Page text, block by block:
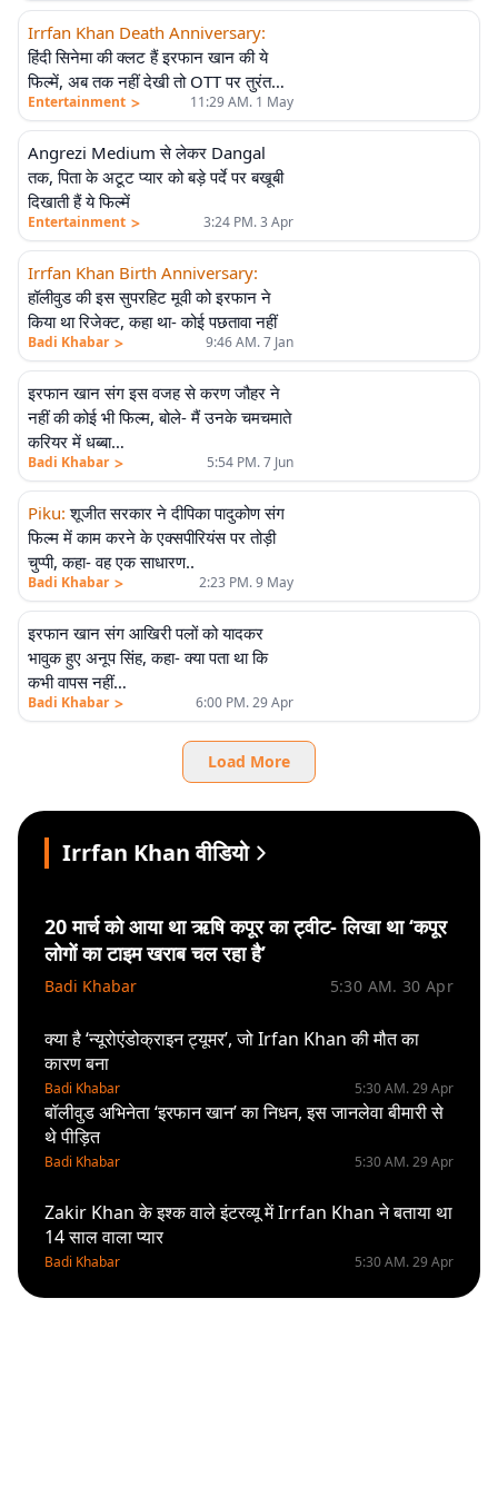
Irrfan Khan Death Anniversary:
हिंदी सिनेमा की क्लट हैं इरफान खान की ये
फिल्में, अब तक नहीं देखी तो OTT पर तुरंत
देख डालें
Entertainment > 11:29 AM. 1 May
Angrezi Medium से लेकर Dangal
तक, पिता के अटूट प्यार को बड़े पर्दे पर बखूबी
दिखाती हैं ये फिल्में
Entertainment > 3:24 PM. 3 Apr
Irrfan Khan Birth Anniversary:
हॉलीवुड की इस सुपरहिट मूवी को इरफान ने
किया था रिजेक्ट, कहा था- कोई पछतावा नहीं
Badi Khabar > 9:46 AM. 7 Jan
इरफान खान संग इस वजह से करण जौहर ने
नहीं की कोई भी फिल्म, बोले- मैं उनके चमचमाते
करियर में धब्बा…
Badi Khabar > 5:54 PM. 7 Jun
Piku: शूजीत सरकार ने दीपिका पादुकोण संग
फिल्म में काम करने के एक्सपीरियंस पर तोड़ी
चुप्पी, कहा- वह एक साधारण..
Badi Khabar > 2:23 PM. 9 May
इरफान खान संग आखिरी पलों को यादकर
भावुक हुए अनूप सिंह, कहा- क्या पता था कि
कभी वापस नहीं…
Badi Khabar > 6:00 PM. 29 Apr
Load More
Irrfan Khan वीडियो
20 मार्च को आया था ऋषि कपूर का ट्वीट- लिखा था ‘कपूर
लोगों का टाइम खराब चल रहा है’
Badi Khabar 5:30 AM. 30 Apr
क्या है ‘न्यूरोएंडोक्राइन ट्यूमर’, जो Irfan Khan की मौत का
कारण बना
Badi Khabar 5:30 AM. 29 Apr
बॉलीवुड अभिनेता ‘इरफान खान’ का निधन, इस जानलेवा बीमारी से
थे पीड़ित
Badi Khabar 5:30 AM. 29 Apr
Zakir Khan के इश्क वाले इंटरव्यू में Irrfan Khan ने बताया था
14 साल वाला प्यार
Badi Khabar 5:30 AM. 29 Apr